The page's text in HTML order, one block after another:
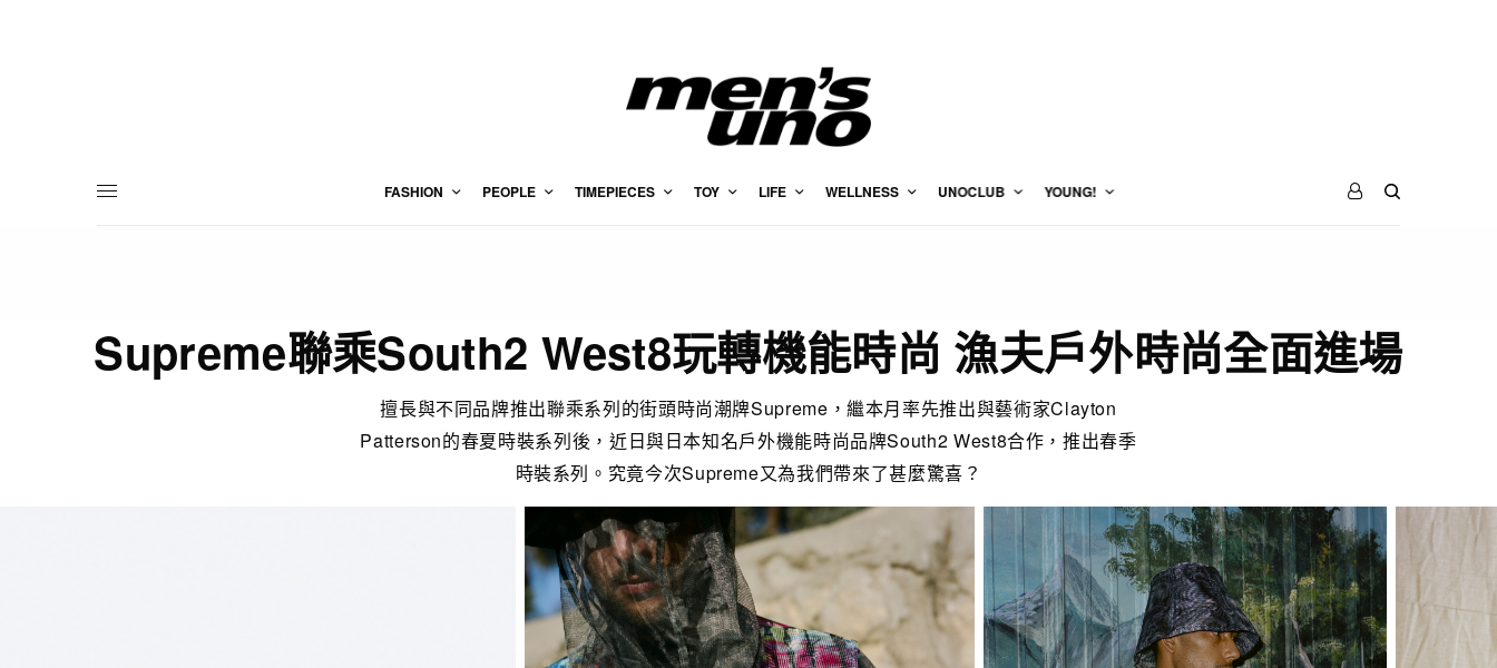
FASHION PEOPLE TIMEPIECES TOY LIFE WELLNESS UNOCLUB YOUNG!
Supreme聯乘South2 West8玩轉機能時尚 漁夫戶外時尚全面進場
擅長與不同品牌推出聯乘系列的街頭時尚潮牌Supreme，繼本月率先推出與藝術家Clayton
Patterson的春夏時裝系列後，近日與日本知名戶外機能時尚品牌South2 West8合作，推出春季
時裝系列。究竟今次Supreme又為我們帶來了甚麼驚喜？